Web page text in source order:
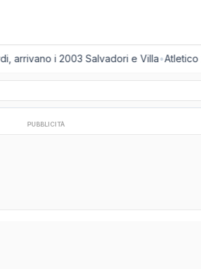
arrivano i 2003 Salvadori e Villa•Atletico
PUBBLICITÀ